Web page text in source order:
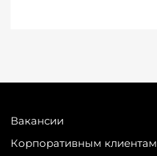
Вакансии
Корпоративным клиентам